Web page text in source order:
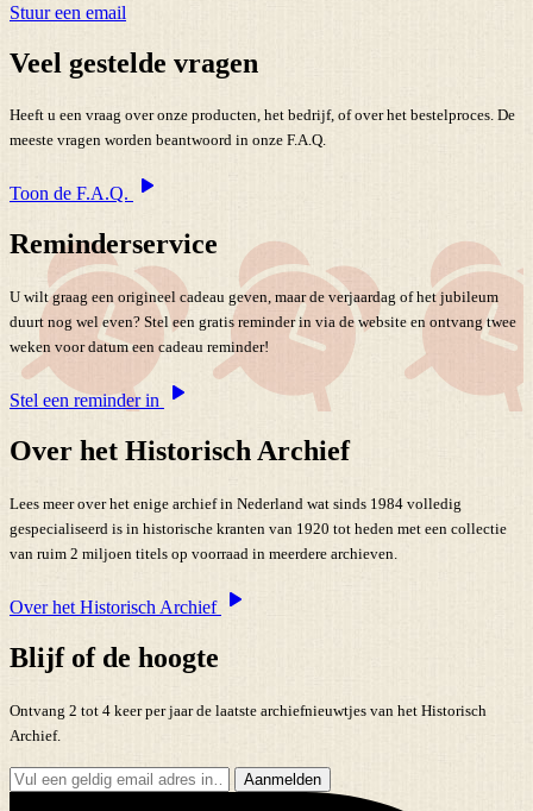
Stuur een email
Veel gestelde vragen
Heeft u een vraag over onze producten, het bedrijf, of over het bestelproces. De
meeste vragen worden beantwoord in onze F.A.Q.
Toon de F.A.Q.
Reminderservice
U wilt graag een origineel cadeau geven, maar de verjaardag of het jubileum
duurt nog wel even? Stel een gratis reminder in via de website en ontvang twee
weken voor datum een cadeau reminder!
Stel een reminder in
Over het Historisch Archief
Lees meer over het enige archief in Nederland wat sinds 1984 volledig
gespecialiseerd is in historische kranten van 1920 tot heden met een collectie
van ruim 2 miljoen titels op voorraad in meerdere archieven.
Over het Historisch Archief
Blijf of de hoogte
Ontvang 2 tot 4 keer per jaar de laatste archiefnieuwtjes van het Historisch
Archief.
Aanmelden